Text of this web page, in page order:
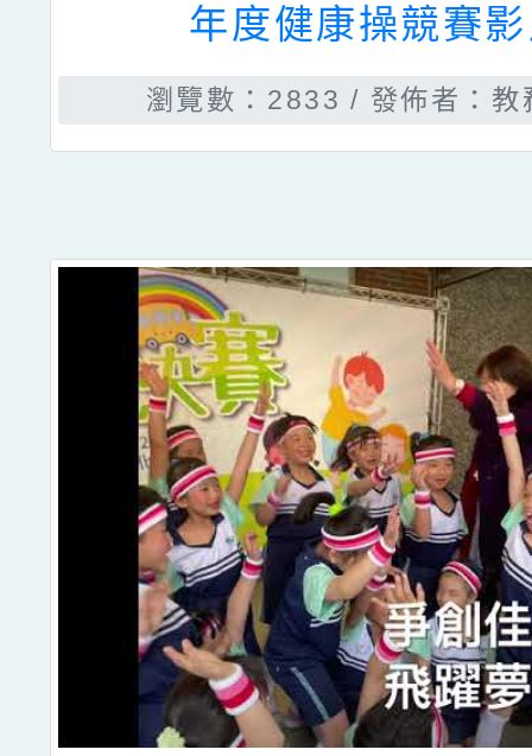
年度健康操競賽
瀏覽數：2833 發佈者：教